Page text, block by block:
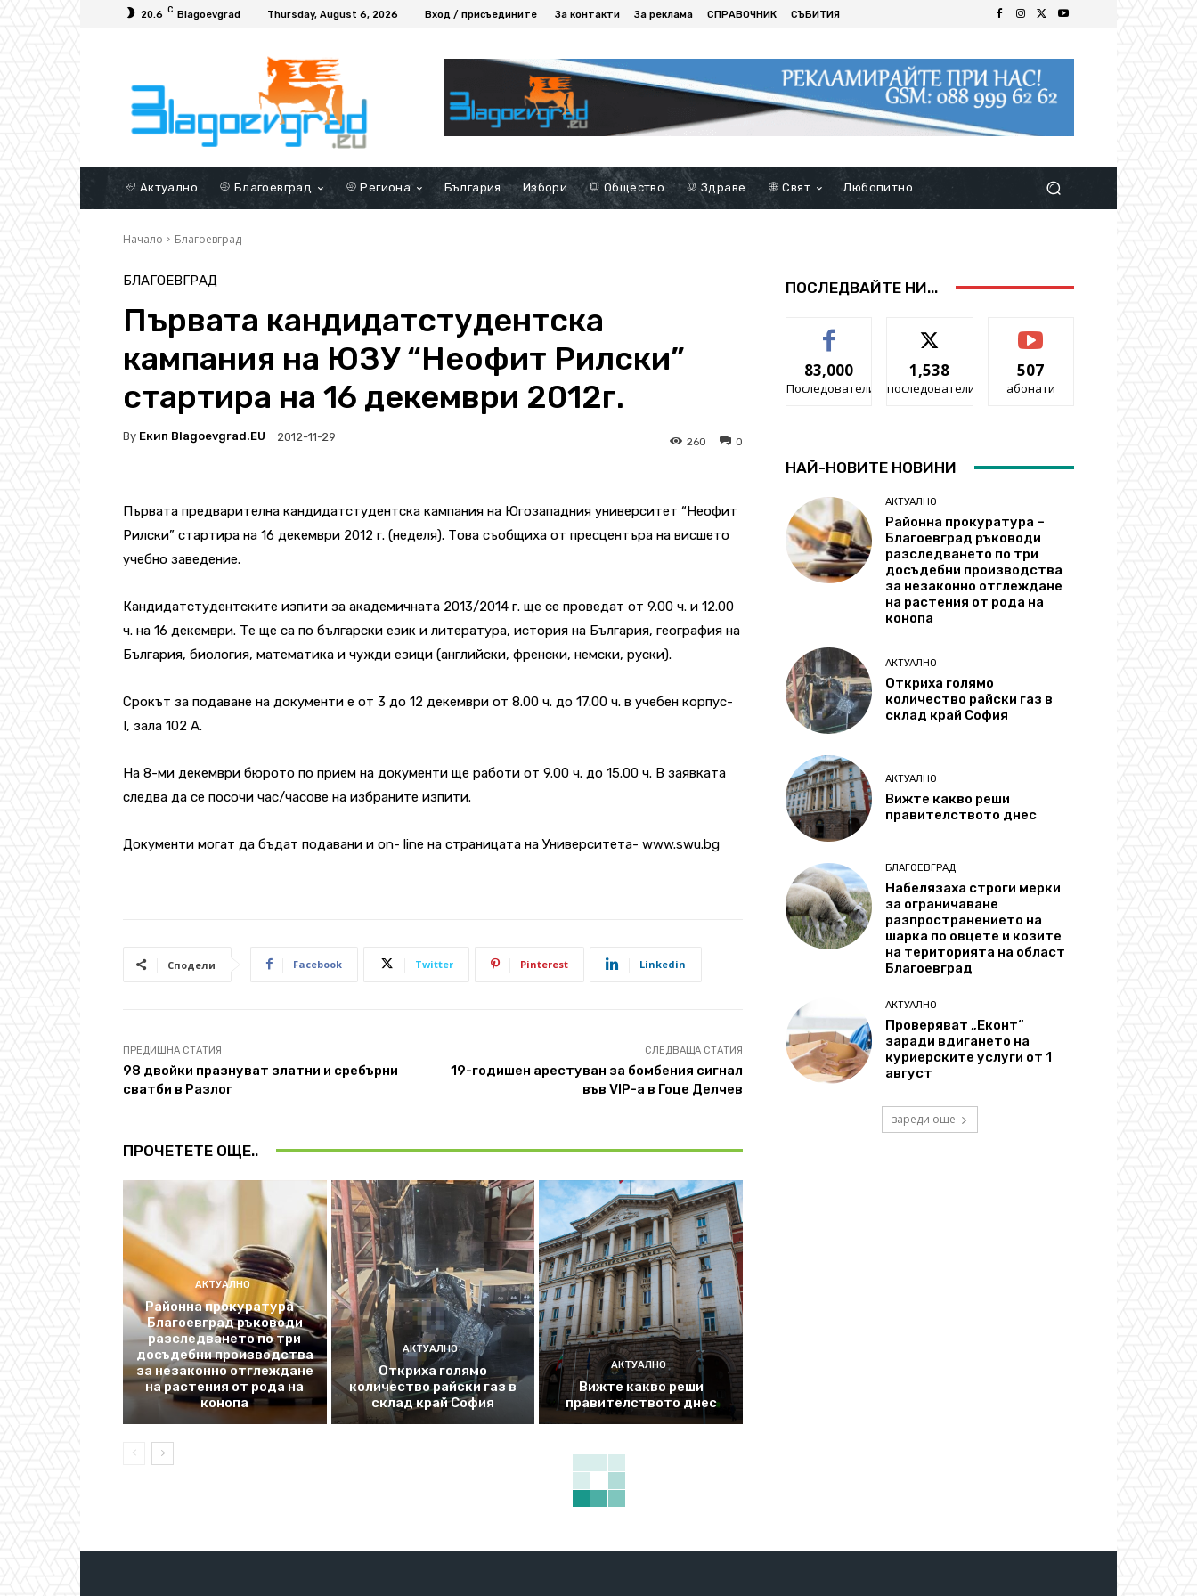
20.6 C Blagoevgrad Thursday, August 6, 2026 Вход / присъедините За контакти За реклама СПРАВОЧНИК СЪБИТИЯ
Актуално Благоевград Региона България Избори Общество Здраве Свят Любопитно
Начало Благоевград
БЛАГОЕВГРАД
Първата кандидатстудентска
кампания на ЮЗУ “Неофит Рилски”
стартира на 16 декември 2012г.
By Екип Blagoevgrad.EU 2012-11-29 0
260
Първата предварителна кандидатстудентска кампания на Югозападния университет “Неофит
Рилски” стартира на 16 декември 2012 г. (неделя). Това съобщиха от пресцентъра на висшето
учебно заведение.
Кандидатстудентските изпити за академичната 2013/2014 г. ще се проведат от 9.00 ч. и 12.00
ч. на 16 декември. Те ще са по български език и литература, история на България, география на
България, биология, математика и чужди езици (английски, френски, немски, руски).
Срокът за подаване на документи е от 3 до 12 декември от 8.00 ч. до 17.00 ч. в учебен корпус-
I, зала 102 А.
На 8-ми декември бюрото по прием на документи ще работи от 9.00 ч. до 15.00 ч. В заявката
следва да се посочи час/часове на избраните изпити.
Документи могат да бъдат подавани и on- line на страницата на Университета- www.swu.bg
Сподели Facebook Twitter Pinterest Linkedin
ПРЕДИШНА СТАТИЯ
98 двойки празнуват златни и сребърни
сватби в Разлог
СЛЕДВАЩА СТАТИЯ
19-годишен арестуван за бомбения сигнал
във VIP-а в Гоце Делчев
ПРОЧЕТЕТЕ ОЩЕ..
АКТУАЛНО
Районна прокуратура –
Благоевград ръководи
разследването по три
досъдебни производства
за незаконно отглеждане
на растения от рода на
конопа
АКТУАЛНО
Откриха голямо
количество райски газ в
склад край София
АКТУАЛНО
Вижте какво реши
правителството днес
ПОСЛЕДВАЙТЕ НИ...
83,000
Последователи
1,538
последователи
507
абонати
НАЙ-НОВИТЕ НОВИНИ
АКТУАЛНО
Районна прокуратура –
Благоевград ръководи
разследването по три
досъдебни производства
за незаконно отглеждане
на растения от рода на
конопа
АКТУАЛНО
Откриха голямо
количество райски газ в
склад край София
АКТУАЛНО
Вижте какво реши
правителството днес
БЛАГОЕВГРАД
Набелязаха строги мерки
за ограничаване
разпространението на
шарка по овцете и козите
на територията на област
Благоевград
АКТУАЛНО
Проверяват „Еконт“
заради вдигането на
куриерските услуги от 1
август
зареди още